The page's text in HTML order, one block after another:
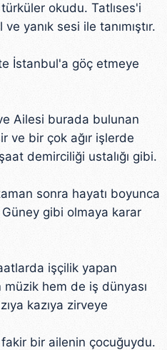
okudu. Tatlıses'i
yanık sesi ile tanımıştır.
İstanbul'a göç etmeye
Ailesi burada bulunan
ve bir çok ağır işlerde
demirciliği ustalığı gibi.
sonra hayatı boyunca
Güney gibi olmaya karar
işçilik yapan
hem de iş dünyası
kazıya zirveye
bir ailenin çocuğuydu.